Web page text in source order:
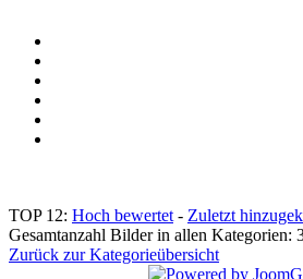
TOP 12: Hoch bewertet - Zuletzt
Gesamtanzahl Bilder in allen Kategorien:
Zurück zur Kategorieübersicht